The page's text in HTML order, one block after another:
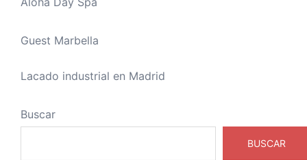
Guest Marbella
Lacado industrial en Madrid
Buscar
BUSCAR